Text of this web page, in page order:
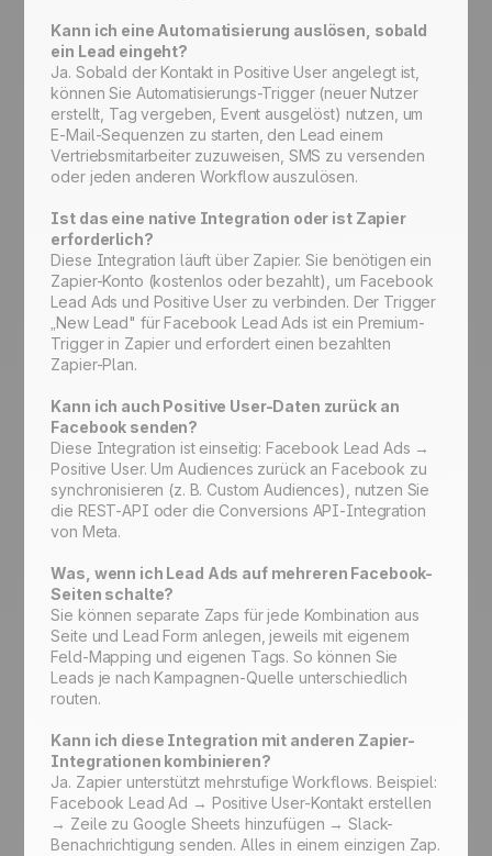
Kann ich eine Automatisierung auslösen, sobald
ein Lead eingeht?
Ja. Sobald der Kontakt in Positive User angelegt ist,
können Sie Automatisierungs-Trigger (neuer Nutzer
erstellt, Tag vergeben, Event ausgelöst) nutzen, um
E-Mail-Sequenzen zu starten, den Lead einem
Vertriebsmitarbeiter zuzuweisen, SMS zu versenden
oder jeden anderen Workflow auszulösen.
Ist das eine native Integration oder ist Zapier
erforderlich?
Diese Integration läuft über Zapier. Sie benötigen ein
Zapier-Konto (kostenlos oder bezahlt), um Facebook
Lead Ads und Positive User zu verbinden. Der Trigger
„New Lead" für Facebook Lead Ads ist ein Premium-
Trigger in Zapier und erfordert einen bezahlten
Zapier-Plan.
Kann ich auch Positive User-Daten zurück an
Facebook senden?
Diese Integration ist einseitig: Facebook Lead Ads →
Positive User. Um Audiences zurück an Facebook zu
synchronisieren (z. B. Custom Audiences), nutzen Sie
die REST-API oder die Conversions API-Integration
von Meta.
Was, wenn ich Lead Ads auf mehreren Facebook-
Seiten schalte?
Sie können separate Zaps für jede Kombination aus
Seite und Lead Form anlegen, jeweils mit eigenem
Feld-Mapping und eigenen Tags. So können Sie
Leads je nach Kampagnen-Quelle unterschiedlich
routen.
Kann ich diese Integration mit anderen Zapier-
Integrationen kombinieren?
Ja. Zapier unterstützt mehrstufige Workflows. Beispiel:
Facebook Lead Ad → Positive User-Kontakt erstellen
→ Zeile zu Google Sheets hinzufügen → Slack-
Benachrichtigung senden. Alles in einem einzigen Zap.